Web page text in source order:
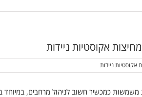
אקוסטיות ניידות
אקוסטיות ניידות
משמשות כמכשיר חשוב לניהול מרחבים,